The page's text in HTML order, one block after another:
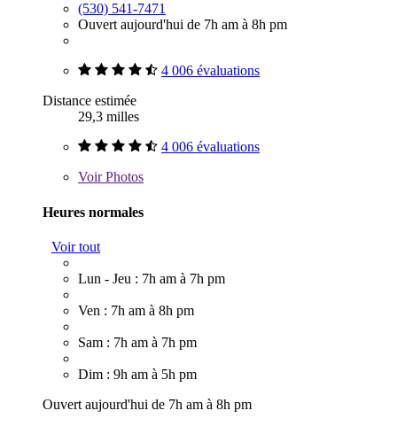
(530) 541-7471
Ouvert aujourd'hui de 7h am à 8h pm
4 006 évaluations
Distance estimée
29,3 milles
4 006 évaluations
VoirPhotos
Heures normales
Voir tout
Lun - Jeu : 7h am à 7h pm
Ven : 7h am à 8h pm
Sam : 7h am à 7h pm
Dim : 9h am à 5h pm
Ouvert aujourd'hui de 7h am à 8h pm